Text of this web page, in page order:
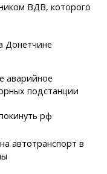
ВДВ, которого
Донетчине
аварийное
подстанции
рф
автотранспорт в